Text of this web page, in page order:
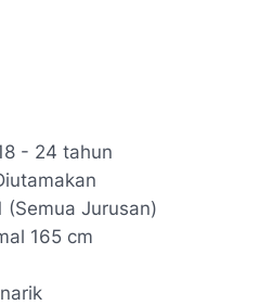
- 24 tahun
(Semua Jurusan)
165 cm